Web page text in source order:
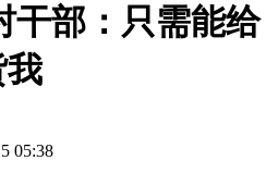
干部：只需能给
我
05:38